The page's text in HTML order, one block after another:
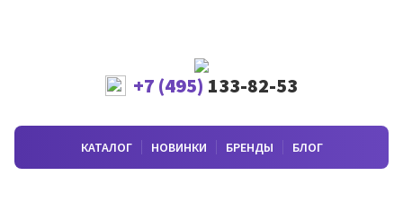
+7 (495) 133-82-53
КАТАЛОГ НОВИНКИ БРЕНДЫ БЛОГ